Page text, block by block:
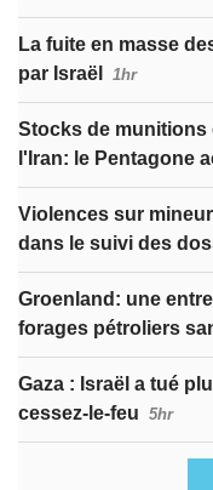
La fuite en masse
par Israël
1hr
Stocks de munitions
l'Iran: le Pentagone
Violences sur
dans le suivi des
Groenland: une
forages pétroliers
Gaza : Israël a tué
cessez-le-feu 5hr